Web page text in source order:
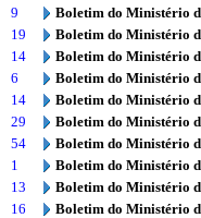
9
Boletim do Ministério
19
Boletim do Ministério
14
Boletim do Ministério
6
Boletim do Ministério
14
Boletim do Ministério
29
Boletim do Ministério
54
Boletim do Ministério
1
Boletim do Ministério
13
Boletim do Ministério
16
Boletim do Ministério